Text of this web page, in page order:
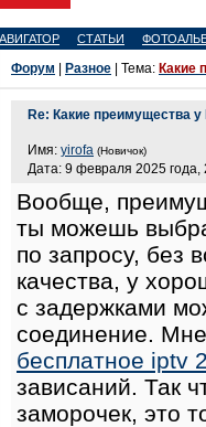
СТАТЬИ
Форум Разное | Тема: Какие
Re: Какие преимущества у
Имя: yirofa (Новичок)
Дата: 9 февраля 2025 года,
Вообще,
ты можешь
по запросу, без
качества, у
с задержками
соединение.
бесплатное iptv
зависаний. Так
заморочек, это